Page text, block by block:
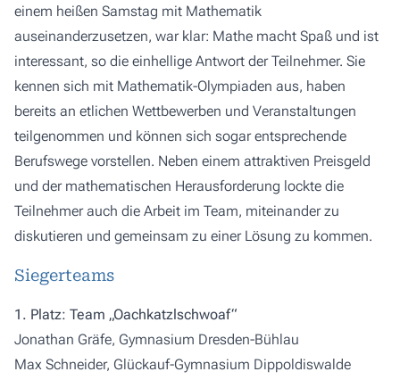
einem heißen Samstag mit Mathematik
auseinanderzusetzen, war klar: Mathe macht Spaß und ist
interessant, so die einhellige Antwort der Teilnehmer. Sie
kennen sich mit Mathematik-Olympiaden aus, haben
bereits an etlichen Wettbewerben und Veranstaltungen
teilgenommen und können sich sogar entsprechende
Berufswege vorstellen. Neben einem attraktiven Preisgeld
und der mathematischen Herausforderung lockte die
Teilnehmer auch die Arbeit im Team, miteinander zu
diskutieren und gemeinsam zu einer Lösung zu kommen.
Siegerteams
1. Platz: Team „Oachkatzlschwoaf“
Jonathan Gräfe, Gymnasium Dresden-Bühlau
Max Schneider, Glückauf-Gymnasium Dippoldiswalde